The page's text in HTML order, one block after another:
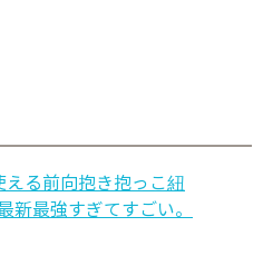
る前向抱き抱っこ紐
新最強すぎてすごい。